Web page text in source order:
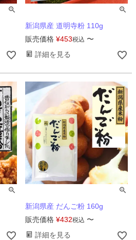
新潟県産 道明寺粉 110g
販売価格 ¥453税込 〜
詳細を見る
新潟県産 だんご粉 160g
販売価格 ¥432税込 〜
詳細を見る